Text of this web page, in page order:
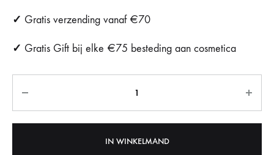
✓ Gratis verzending vanaf €70
✓ Gratis Gift bij elke €75 besteding aan cosmetica
IN WINKELMAND